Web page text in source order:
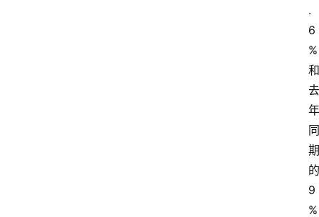
.
6
%
和
去
年
同
期
的
9
%